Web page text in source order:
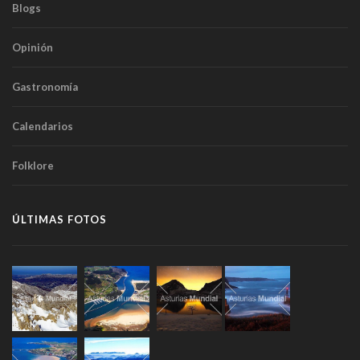
Blogs
Opinión
Gastronomía
Calendarios
Folklore
ÚLTIMAS FOTOS